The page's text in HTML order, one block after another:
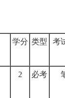
学分 类型 考
2 必考